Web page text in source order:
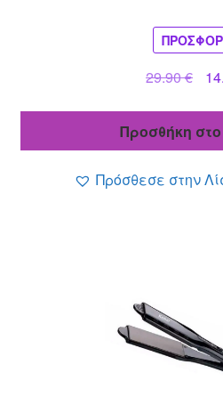
29.90€
Προσθήκη
Πρόσθεσε στην